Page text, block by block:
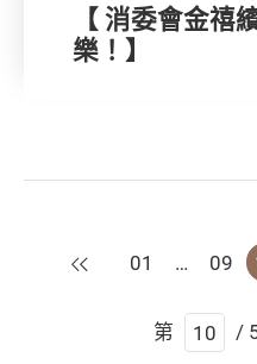
【 消委會金禧
樂！】
上一頁
01 … 09
第 /